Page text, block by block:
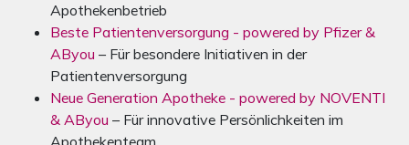
Apothekenbetrieb
Beste Patientenversorgung - powered by Pfizer &
AByou – Für besondere Initiativen in der
Patientenversorgung
Neue Generation Apotheke - powered by NOVENTI
& AByou – Für innovative Persönlichkeiten im